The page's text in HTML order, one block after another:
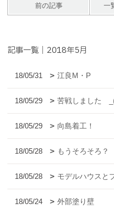
前の記事 一
記事一覧｜2018年5月
18/05/31 江良M・P
18/05/29 苦戦しました
18/05/29 向島着工！
18/05/28 もうそろそろ？
18/05/28 モデルハウスと
18/05/24 外部塗り壁